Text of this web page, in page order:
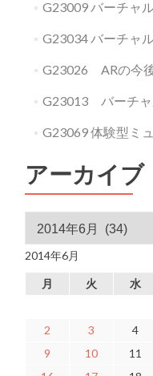
G23009 バーチャ
G23034 バーチャ
G23026 ARの今
G23013 バーチャ
G23069 体験型ミ
アーカイブ
アーカイブ
2014年6月
月 火 水
2
3 4
9
10 11